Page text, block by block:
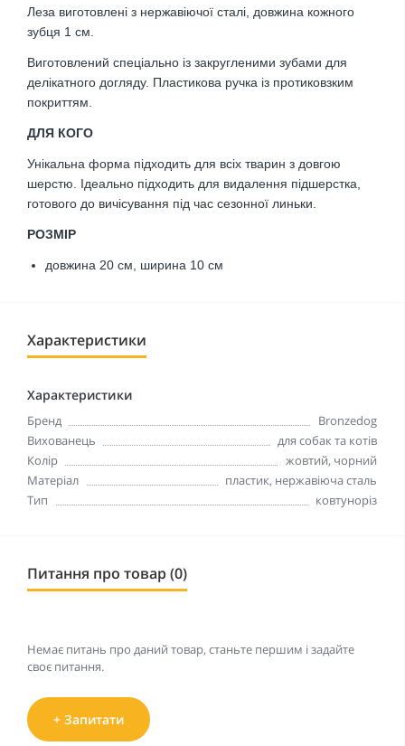
Леза виготовлені з нержавіючої сталі, довжина кожного
зубця 1 см.
Виготовлений спеціально із закругленими зубами для
делікатного догляду. Пластикова ручка із протиковзким
покриттям.
ДЛЯ КОГО
Унікальна форма підходить для всіх тварин з довгою
шерстю. Ідеально підходить для видалення підшерстка,
готового до вичісування під час сезонної линьки.
РОЗМІР
довжина 20 см, ширина 10 см
Характеристики
Характеристики
Бренд
Bronzedog
Вихованець
для собак та котів
Колір
жовтий, чорний
Матеріал
пластик, нержавіюча сталь
Тип
ковтуноріз
Питання про товар (0)
Немає питань про даний товар, станьте першим і задайте
своє питання.
+ Запитати